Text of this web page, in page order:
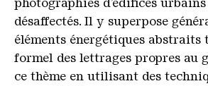
désaffectés. Il y superpose
éléments énergétiques abstraits
formel des lettrages propres au
ce thème en utilisant des